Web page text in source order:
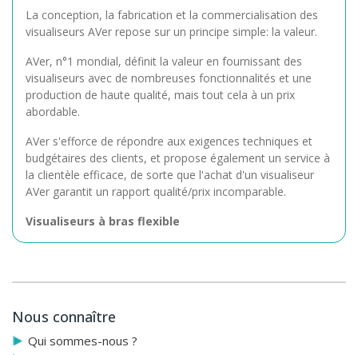
La conception, la fabrication et la commercialisation des
visualiseurs AVer repose sur un principe simple: la valeur.
AVer, n°1 mondial, définit la valeur en fournissant des
visualiseurs avec de nombreuses fonctionnalités et une
production de haute qualité, mais tout cela à un prix
abordable.
AVer s'efforce de répondre aux exigences techniques et
budgétaires des clients, et propose également un service à
la clientèle efficace, de sorte que l'achat d'un visualiseur
AVer garantit un rapport qualité/prix incomparable.
Visualiseurs à bras flexible
et la flexibilité de la gamme CP à des fonctions exclusives :
clé USB ou carte SD, 30 images /seconde, résolution de
sortie HD...
Nous connaître
Qui sommes-nous ?